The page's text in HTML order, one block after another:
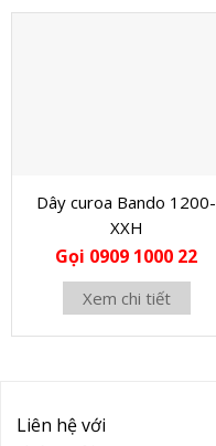
Dây curoa Bando 1200-
XXH
Gọi 0909 1000 22
Xem chi tiết
Liên hệ với